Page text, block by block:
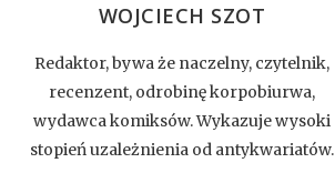
WOJCIECH SZOT
Redaktor, bywa że naczelny, czytelnik,
recenzent, odrobinę korpobiurwa,
wydawca komiksów. Wykazuje wysoki
stopień uzależnienia od antykwariatów.